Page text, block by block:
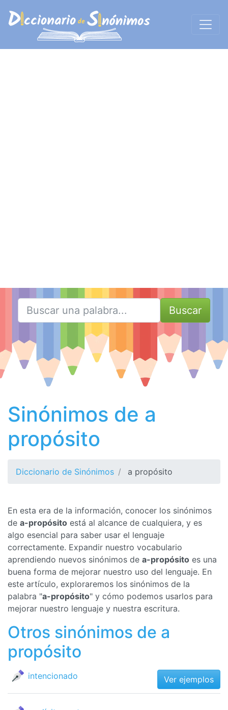
Buscar
Sinónimos de a
propósito
Diccionario de Sinónimos a propósito
En esta era de la información, conocer los sinónimos
de a-propósito está al alcance de cualquiera, y es
algo esencial para saber usar el lenguaje
correctamente. Expandir nuestro vocabulario
aprendiendo nuevos sinónimos de a-propósito es una
buena forma de mejorar nuestro uso del lenguaje. En
este artículo, exploraremos los sinónimos de la
palabra "a-propósito" y cómo podemos usarlos para
mejorar nuestro lenguaje y nuestra escritura.
Otros sinónimos de a
propósito
intencionado Ver ejemplos